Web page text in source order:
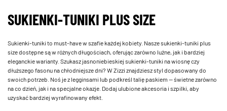
SUKIENKI-TUNIKI PLUS SIZE
Sukienki-tuniki to must-have w szafie każdej kobiety. Nasze sukienki-tuniki plus
size dostępne są w różnych długościach, oferując zarówno luźne, jak i bardziej
eleganckie warianty. Szukasz jasnoniebieskiej sukienki-tuniki na wiosnę czy
dłuższego fasonu na chłodniejsze dni? W Zizzi znajdziesz styl dopasowany do
swoich potrzeb. Noś je z legginsami lub podkreśl talię paskiem — świetne zarówno
na co dzień, jak i na specjalne okazje. Dodaj ulubione akcesoria i szpilki, aby
uzyskać bardziej wyrafinowany efekt.